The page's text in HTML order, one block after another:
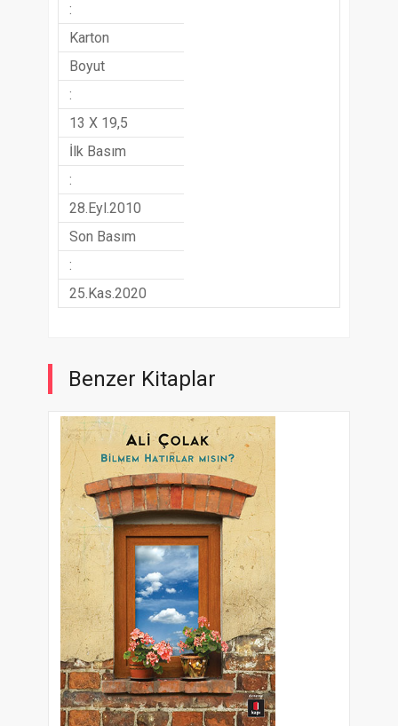
:
Karton
Boyut
:
13 X 19,5
İlk Basım
:
28.Eyl.2010
Son Basım
:
25.Kas.2020
Benzer Kitaplar